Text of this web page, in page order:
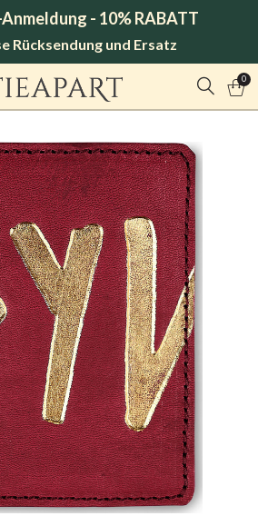
- 10% RABATT
Rücksendung und Ersatz
0